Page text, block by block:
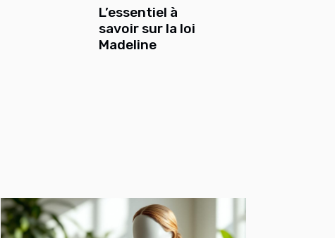
L’essentiel à
savoir sur la loi
Madeline